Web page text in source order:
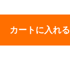
カートに入れる